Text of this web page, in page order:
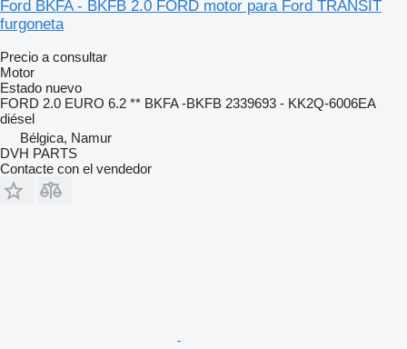
Ford BKFA - BKFB 2.0 FORD motor para Ford TRANSIT
furgoneta
Precio a consultar
Motor
Estado nuevo
FORD 2.0 EURO 6.2 ** BKFA -BKFB 2339693 - KK2Q-6006EA
diésel
Bélgica, Namur
DVH PARTS
Contacte con el vendedor